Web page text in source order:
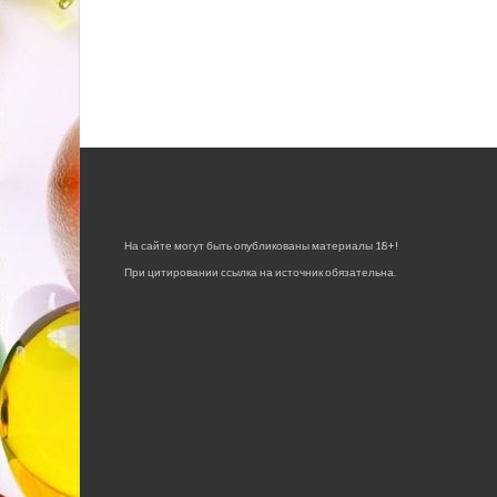
На сайте могут быть опубликованы материалы 18+!
При цитировании ссылка на источник обязательна.